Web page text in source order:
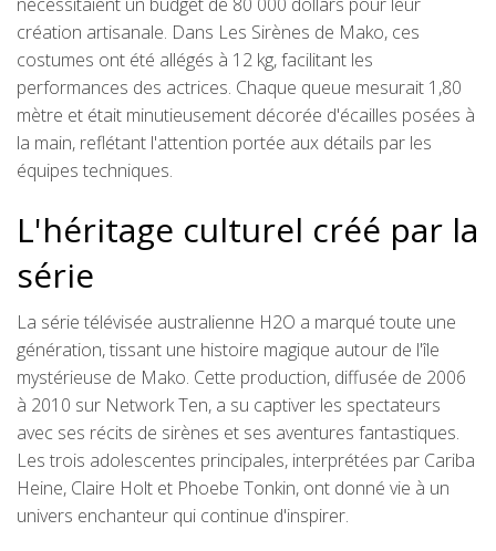
création artisanale. Dans Les Sirènes de Mako, ces
costumes ont été allégés à 12 kg, facilitant les
performances des actrices. Chaque queue mesurait 1,80
mètre et était minutieusement décorée d'écailles posées à
la main, reflétant l'attention portée aux détails par les
équipes techniques.
L'héritage culturel créé par la
série
La série télévisée australienne H2O a marqué toute une
génération, tissant une histoire magique autour de l'île
mystérieuse de Mako. Cette production, diffusée de 2006
à 2010 sur Network Ten, a su captiver les spectateurs
avec ses récits de sirènes et ses aventures fantastiques.
Les trois adolescentes principales, interprétées par Cariba
Heine, Claire Holt et Phoebe Tonkin, ont donné vie à un
univers enchanteur qui continue d'inspirer.